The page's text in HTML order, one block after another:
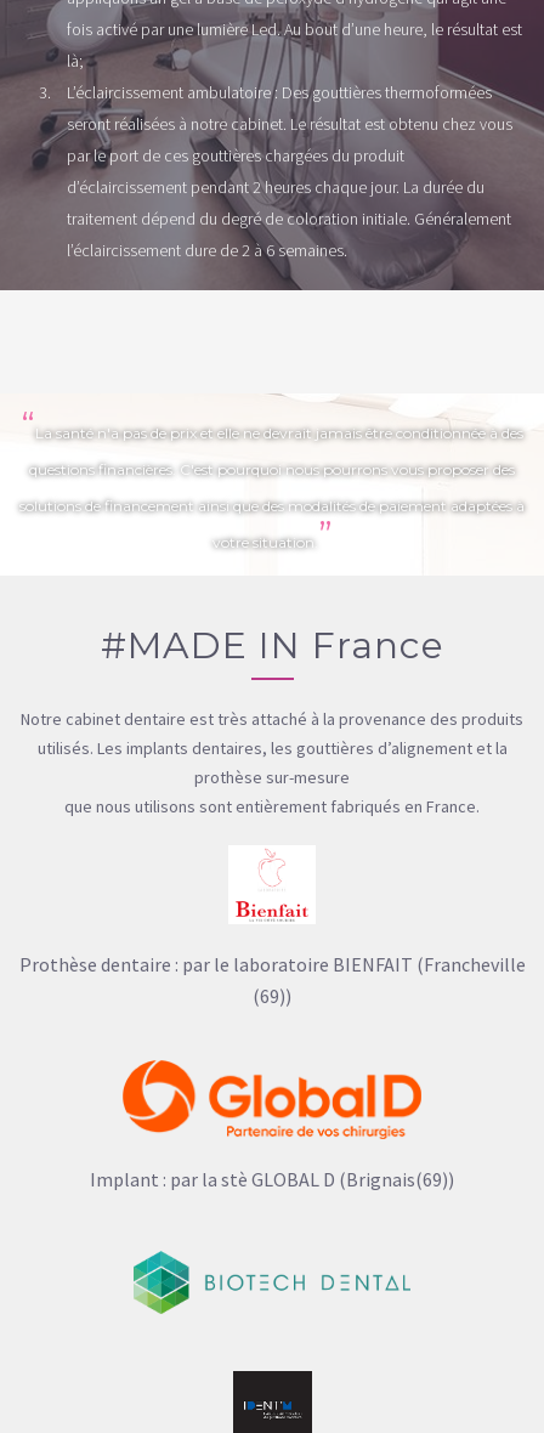
fois activé par une lumière Led. Au bout d’une heure, le résultat est
là;
L’éclaircissement ambulatoire : Des gouttières thermoformées
seront réalisées à notre cabinet. Le résultat est obtenu chez vous
par le port de ces gouttières chargées du produit
d’éclaircissement pendant 2 heures chaque jour. La durée du
traitement dépend du degré de coloration initiale. Généralement
l’éclaircissement dure de 2 à 6 semaines.
“La santé n'a pas de prix et elle ne devrait jamais être conditionnée à des
questions financières. C'est pourquoi nous pourrons vous proposer des
solutions de financement ainsi que des modalités de paiement adaptées à
votre situation. ”
#MADE IN France
Notre cabinet dentaire est très attaché à la provenance des produits
utilisés. Les implants dentaires, les gouttières d’alignement et la
prothèse sur-mesure
que nous utilisons sont entièrement fabriqués en France.
Prothèse dentaire : par le laboratoire BIENFAIT (Francheville
(69))
Implant : par la stè GLOBAL D (Brignais(69))